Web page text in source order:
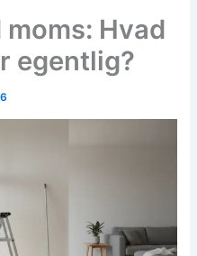
Hvad
egentlig?